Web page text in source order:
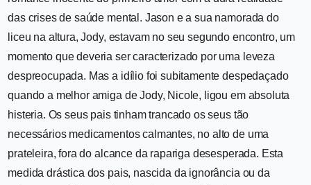
das crises de saúde mental. Jason e a sua namorada do
liceu na altura, Jody, estavam no seu segundo encontro, um
momento que deveria ser caracterizado por uma leveza
despreocupada. Mas a idílio foi subitamente despedaçado
quando a melhor amiga de Jody, Nicole, ligou em absoluta
histeria. Os seus pais tinham trancado os seus tão
necessários medicamentos calmantes, no alto de uma
prateleira, fora do alcance da rapariga desesperada. Esta
medida drástica dos pais, nascida da ignorância ou da